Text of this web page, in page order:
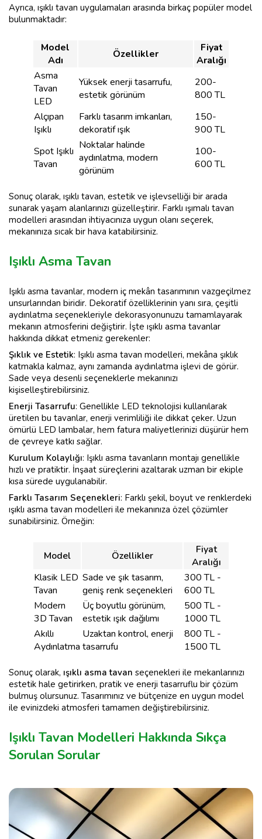
Ayrıca, ışıklı tavan uygulamaları arasında birkaç popüler model
bulunmaktadır:
Model
Adı
Özellikler
Fiyat
Aralığı
Asma
Tavan
LED
Yüksek enerji tasarrufu,
estetik görünüm
200-
800 TL
Alçıpan
Işıklı
Farklı tasarım imkanları,
dekoratif ışık
150-
900 TL
Spot Işıklı
Tavan
Noktalar halinde
aydınlatma, modern
görünüm
100-
600 TL
Sonuç olarak, ışıklı tavan, estetik ve işlevselliği bir arada
sunarak yaşam alanlarınızı güzelleştirir. Farklı ışımalı tavan
modelleri arasından ihtiyacınıza uygun olanı seçerek,
mekanınıza sıcak bir hava katabilirsiniz.
Işıklı Asma Tavan
Işıklı asma tavanlar, modern iç mekân tasarımının vazgeçilmez
unsurlarından biridir. Dekoratif özelliklerinin yanı sıra, çeşitli
aydınlatma seçenekleriyle dekorasyonunuzu tamamlayarak
mekanın atmosferini değiştirir. İşte ışıklı asma tavanlar
hakkında dikkat etmeniz gerekenler:
Şıklık ve Estetik: Işıklı asma tavan modelleri, mekâna şıklık
katmakla kalmaz, aynı zamanda aydınlatma işlevi de görür.
Sade veya desenli seçeneklerle mekanınızı
kişiselleştirebilirsiniz.
Enerji Tasarrufu: Genellikle LED teknolojisi kullanılarak
üretilen bu tavanlar, enerji verimliliği ile dikkat çeker. Uzun
ömürlü LED lambalar, hem fatura maliyetlerinizi düşürür hem
de çevreye katkı sağlar.
Kurulum Kolaylığı: Işıklı asma tavanların montajı genellikle
hızlı ve pratiktir. İnşaat süreçlerini azaltarak uzman bir ekiple
kısa sürede uygulanabilir.
Farklı Tasarım Seçenekleri: Farklı şekil, boyut ve renklerdeki
ışıklı asma tavan modelleri ile mekanınıza özel çözümler
sunabilirsiniz. Örneğin:
Model Özellikler
Fiyat
Aralığı
Klasik LED
Tavan
Sade ve şık tasarım,
geniş renk seçenekleri
300 TL -
600 TL
Modern
3D Tavan
Üç boyutlu görünüm,
estetik ışık dağılımı
500 TL -
1000 TL
Akıllı
Aydınlatma
Uzaktan kontrol, enerji
tasarrufu
800 TL -
1500 TL
Sonuç olarak, ışıklı asma tavan seçenekleri ile mekanlarınızı
estetik hale getirirken, pratik ve enerji tasarruflu bir çözüm
bulmuş olursunuz. Tasarımınız ve bütçenize en uygun model
ile evinizdeki atmosferi tamamen değiştirebilirsiniz.
Işıklı Tavan Modelleri Hakkında Sıkça
Sorulan Sorular